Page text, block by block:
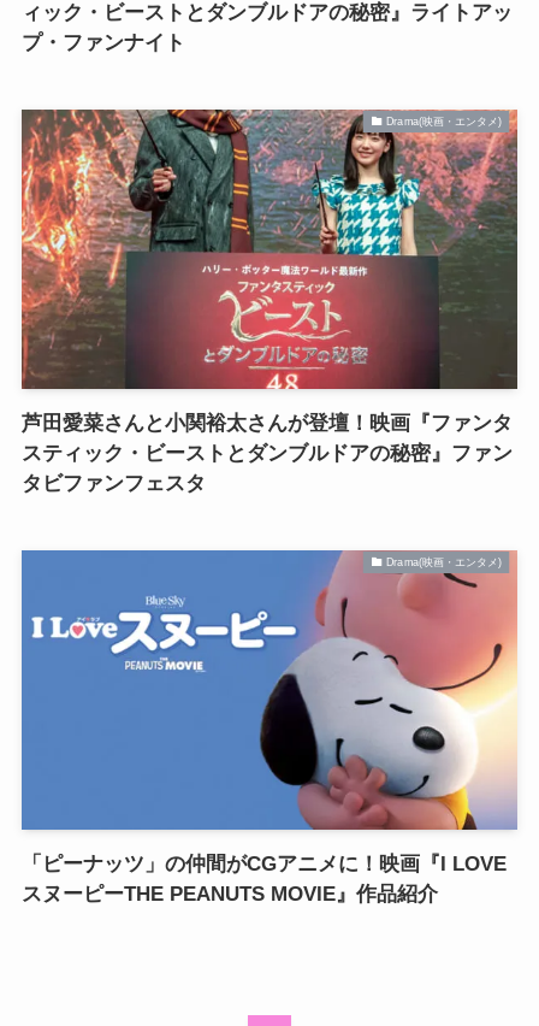
ィック・ビーストとダンブルドアの秘密』ライトアッ
プ・ファンナイト
Drama(映画・エンタメ)
芦田愛菜さんと小関裕太さんが登壇！映画『ファンタ
スティック・ビーストとダンブルドアの秘密』ファン
タビファンフェスタ
Drama(映画・エンタメ)
「ピーナッツ」の仲間がCGアニメに！映画『I LOVE
スヌーピーTHE PEANUTS MOVIE』作品紹介